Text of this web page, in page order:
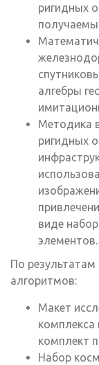
ригидных
алгебры
Методика
ригидных
виде
элементов.
По
алгоритмов:
Макет
комплекса
комплект
Набор